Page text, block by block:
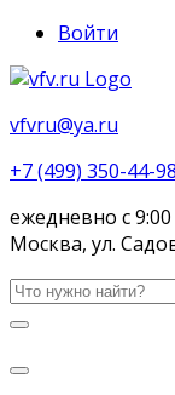
Войти
vfvru@ya.ru
+7 (499) 350-44-98
ежедневно с 9:00
Москва, ул.